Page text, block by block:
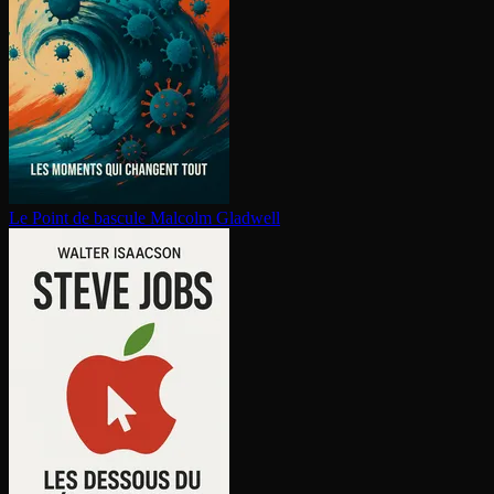
Le Point de bascule Malcolm Gladwell